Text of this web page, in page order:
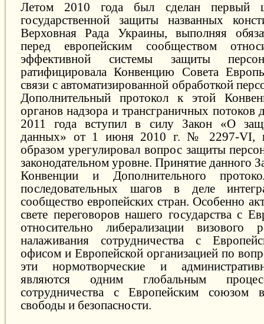
Летом 2010 года был сделан первый
государственной защиты названных
Верховная Рада Украины, выполняя
перед европейским сообществом
эффективной системы защиты
ратифицировала Конвенцию Совета
связи с автоматизированной обработкой
Дополнительный протокол к этой
органов надзора и трансграничных
2011 года вступил в силу Закон «О
данных» от 1 июня 2010 г. № 2297-VI,
образом урегулировал вопрос защиты
законодательном уровне. Принятие данного
Конвенции и Дополнительного
последовательных шагов в деле
сообщество европейских стран. Особенно
свете переговоров нашего государства с
относительно либерализации
налаживания сотрудничества с
офисом и Европейской организацией по
эти нормотворческие и
являются одним глобальным
сотрудничества с Европейским союзом
свободы и безопасности.